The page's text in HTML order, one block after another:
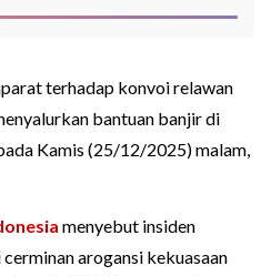
terhadap konvoi relawan
bantuan banjir di
Kamis (25/12/2025) malam,
menyebut insiden
arogansi kekuasaan